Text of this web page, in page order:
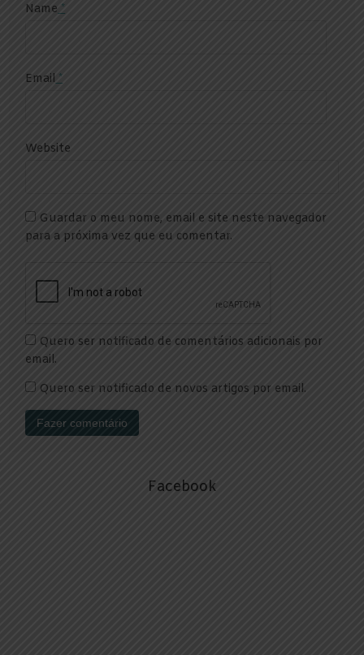
Name *
Email *
Website
Guardar o meu nome, email e site neste navegador
para a próxima vez que eu comentar.
Quero ser notificado de comentários adicionais por
email.
Quero ser notificado de novos artigos por email.
Facebook